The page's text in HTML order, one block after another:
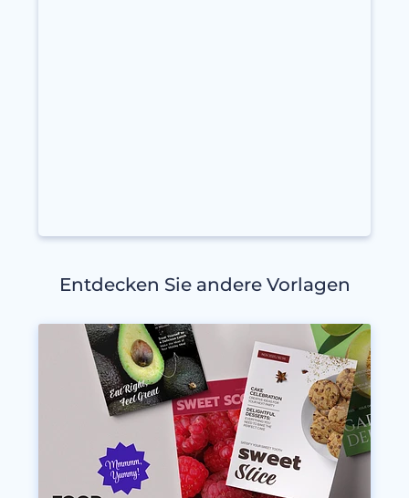
Entdecken Sie andere Vorlagen